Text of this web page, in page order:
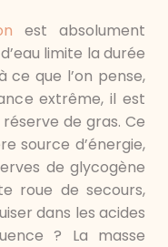
est absolument
limite la durée
ce que l’on pense,
extrême, il est
de gras. Ce
source d’énergie,
de glycogène
roue de secours,
dans les acides
? La masse